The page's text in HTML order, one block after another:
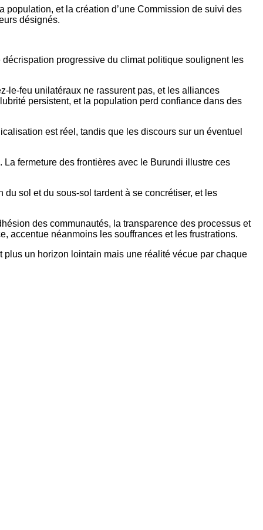
population, et la création d’une Commission de suivi des
désignés.
progressive du climat politique soulignent les
le-feu unilatéraux ne rassurent pas, et les alliances
persistent, et la population perd confiance dans des
est réel, tandis que les discours sur un éventuel
fermeture des frontières avec le Burundi illustre ces
sol et du sous-sol tardent à se concrétiser, et les
des communautés, la transparence des processus et
accentue néanmoins les souffrances et les frustrations.
plus un horizon lointain mais une réalité vécue par chaque